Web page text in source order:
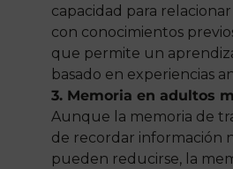
capacidad para
con conocimientos
que permite un
basado en experiencias
3. Memoria en adultos
Aunque la memoria de
de recordar información
pueden reducirse, la